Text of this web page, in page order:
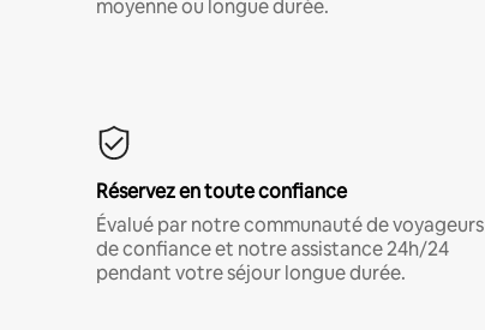
moyenne ou longue durée.
Réservez en toute confiance
Évalué par notre communauté de voyageurs
de confiance et notre assistance 24h/24
pendant votre séjour longue durée.